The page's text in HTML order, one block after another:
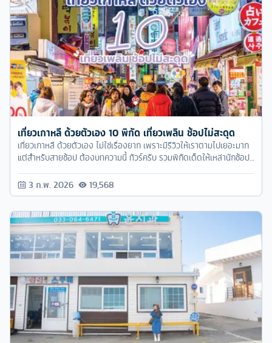
เที่ยวเกาหลี ด้วยตัวเอง 10 พิกัด เที่ยวเพลิน ช้อปไม่สะดุด
เที่ยวเกาหลี ด้วยตัวเอง ไม่ใช่เรื่องยาก เพราะมีรีวิวให้เราตามไปเยอะมาก
แต่สำหรับสายช้อป ต้องบทความนี้ ทัวร์ครับ รวมพิกัดเด็ดให้เหล่านักช้อป
3 ก.พ. 2026 19,568